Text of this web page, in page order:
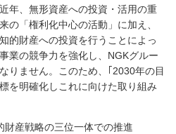
年、無形資産への投資・活用の重
の「権利化中心の活動」に加え、
的財産への投資を行うことによっ
業の競争力を強化し、NGKグルー
りません。このため、｢2030年の目
を明確化しこれに向けた取り組み
財産戦略の三位一体での推進